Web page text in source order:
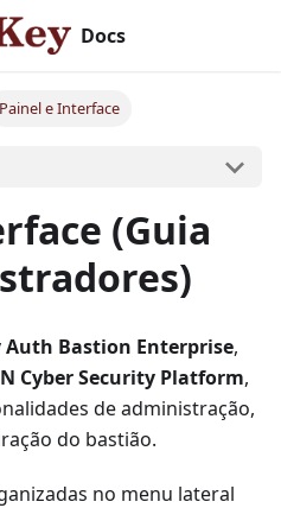
Docs
Painel e Interface
(Guia
Auth Bastion Enterprise,
Cyber Security Platform,
de administração,
do bastião.
no menu lateral